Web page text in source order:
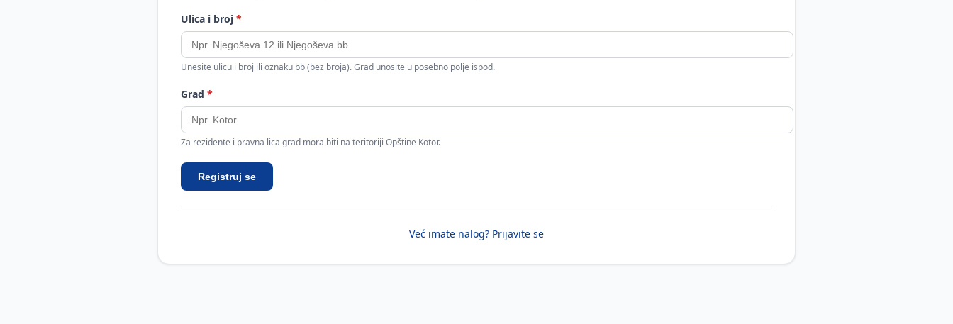
Ulica i broj *
Unesite ulicu i broj ili oznaku bb (bez broja). Grad unosite u posebno polje ispod.
Grad *
Za rezidente i pravna lica grad mora biti na teritoriji Opštine Kotor.
Registruj se
Već imate nalog? Prijavite se